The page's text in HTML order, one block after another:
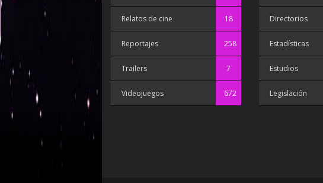
Relatos de cine 18
Reportajes 258
Trailers 7
Videojuegos 672
Directorios
Estadísticas
Estudios
Legislación